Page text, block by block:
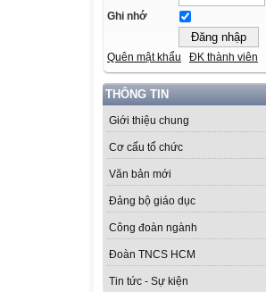
Ghi nhớ
Quên mật khẩu ĐK thành viên
THÔNG TIN
Giới thiệu chung
Cơ cấu tổ chức
Văn bản mới
Đảng bộ giáo dục
Công đoàn ngành
Đoàn TNCS HCM
Tin tức - Sự kiện